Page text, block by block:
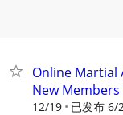
Online Martial
New
12/19 已发布 6/